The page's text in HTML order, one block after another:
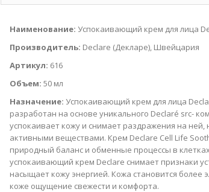
Наименование: Успокаивающий крем для лица
Производитель: Declare (Декларе), Швейцария
Артикул: 616
Объем: 50 мл
Назначение: Успокаивающий крем для лица
разработан на основе уникального Declaré src-
успокаивает кожу и снимает раздражения на
активными веществами. Крем Declare Cell Life
природный баланс и обменные процессы в
успокаивающий крем Declare снимает признаки
насыщает кожу энергией. Кожа становится более
коже ощущение свежести и комфорта.